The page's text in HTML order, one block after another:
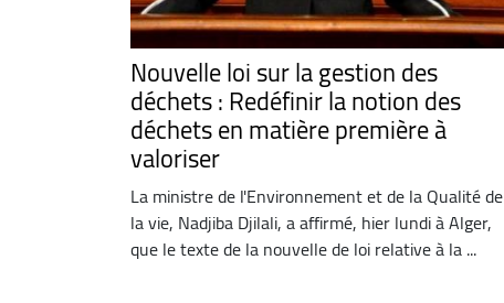
Nouvelle loi sur la gestion des
déchets : Redéfinir la notion des
déchets en matière première à
valoriser
La ministre de l'Environnement et de la Qualité de
la vie, Nadjiba Djilali, a affirmé, hier lundi à Alger,
que le texte de la nouvelle de loi relative à la ...